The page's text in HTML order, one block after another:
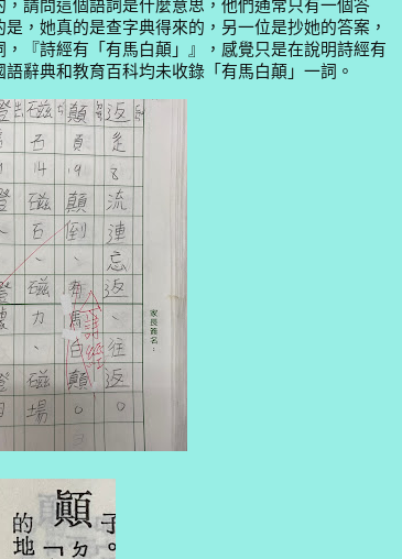
請問這個語詞是什麼意思，他們通常只有一個答
，她真的是查字典得來的，另一位是抄她的答案，
『詩經有「有馬白顛」』，感覺只是在說明詩經有
辭典和教育百科均未收錄「有馬白顛」一詞。